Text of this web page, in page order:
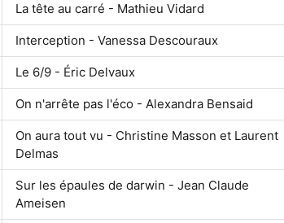
La tête au carré - Mathieu Vidard
Interception - Vanessa Descouraux
Le 6/9 - Éric Delvaux
On n'arrête pas l'éco - Alexandra Bensaid
On aura tout vu - Christine Masson et Laurent
Delmas
Sur les épaules de darwin - Jean Claude
Ameisen